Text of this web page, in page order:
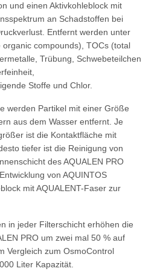
und einen Aktivkohleblock mit
an Schadstoffen bei
Entfernt werden unter
compounds), TOCs (total
Trübung, Schwebeteilchen
Stoffe und Chlor.
werden Partikel mit einer Größe
aus dem Wasser entfernt. Je
ist die Kontaktfläche mit
tiefer ist die Reinigung von
des AQUALEN PRO
von AQUINTOS
mit AQUALENT-Faser zur
in jeder Filterschicht erhöhen die
PRO um zwei mal 50 % auf
Vergleich zum OsmoControl
Liter Kapazität.